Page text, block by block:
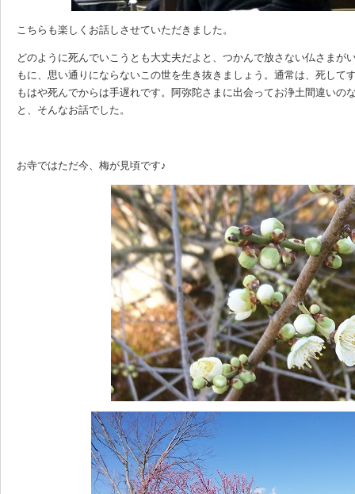
こちらも楽しくお話しさせていただきました。
どのように死んでいこうとも大丈夫だよと、つかんで放さない仏さまが
もに、思い通りにならないこの世を生き抜きましょう。通常は、死して
もはや死んでからは手遅れです。阿弥陀さまに出会ってお浄土間違いの
と、そんなお話でした。
お寺ではただ今、梅が見頃です♪